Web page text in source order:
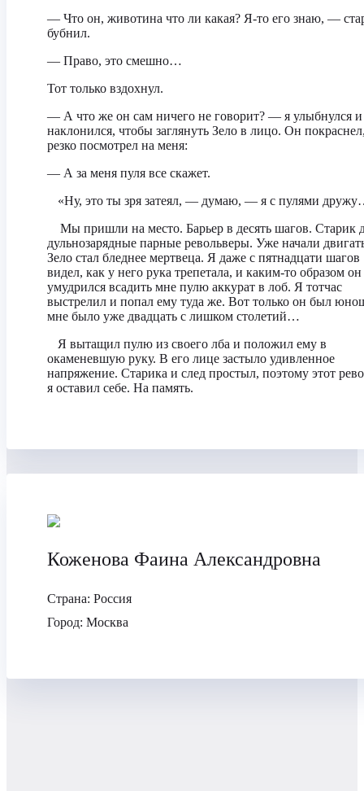
— Что он, животина что ли какая? Я-то его знаю, —
бубнил.
— Право, это смешно…
Тот только вздохнул.
— А что же он сам ничего не говорит? — я улыбнулся и
наклонился, чтобы заглянуть Зело в лицо. Он
резко посмотрел на меня:
— А за меня пуля все скажет.
«Ну, это ты зря затеял, — думаю, — я с пулями
Мы пришли на место. Барьер в десять шагов. Старик
дульнозарядные парные револьверы. Уже начали
Зело стал бледнее мертвеца. Я даже с пятнадцати шагов
видел, как у него рука трепетала, и каким-то образом он
умудрился всадить мне пулю аккурат в лоб. Я тотчас
выстрелил и попал ему туда же. Вот только он был
мне было уже двадцать с лишком столетий…
Я вытащил пулю из своего лба и положил ему в
окаменевшую руку. В его лице застыло удивленное
напряжение. Старика и след простыл, поэтому этот
я оставил себе. На память.
Коженова Фаина Александровна
Страна: Россия
Город: Москва